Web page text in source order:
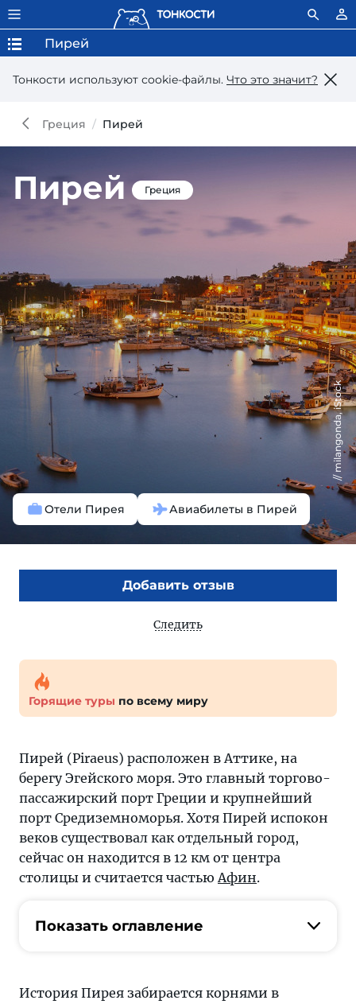
Тонкости используют сookie-файлы. Что это значит?
Пирей
Греция Пирей
Пирей Греция
Отели Пирея Авиабилеты в Пирей
milangonda, iStock
Добавить отзыв
Следить
Горящие туры по всему миру
Пирей (Piraeus) расположен в Аттике, на
берегу Эгейского моря. Это главный торгово-
пассажирский порт Греции и крупнейший
порт Средиземноморья. Хотя Пирей испокон
веков существовал как отдельный город,
сейчас он находится в 12 км от центра
столицы и считается частьюАфин.
Показать оглавление
История Пирея забирается корнями в